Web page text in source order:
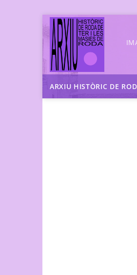
Skip
content
ARXIU HISTÒRIC DE